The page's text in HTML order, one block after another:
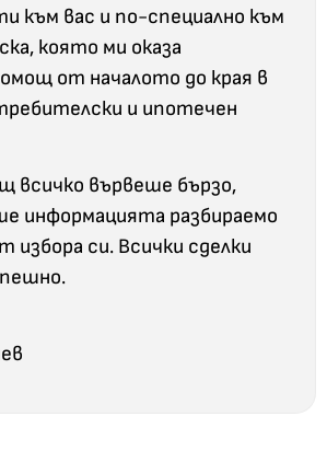
към вас и по-специално към
която ми оказа
от началото до края в
и ипотечен
всичко вървеше бързо,
информацията разбираемо
избора си. Всички сделки